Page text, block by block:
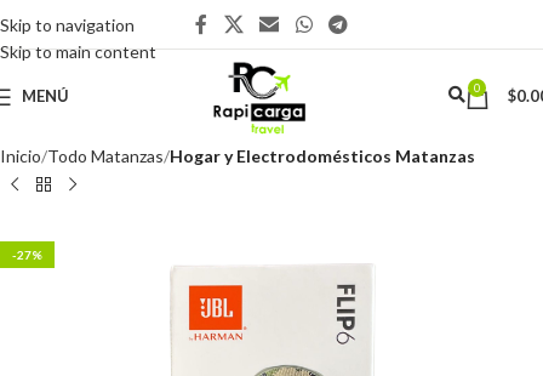
Skip to navigation
Skip to main content
MENÚ 0 $
Inicio Todo Matanzas Hogar y Electrodomésticos Matanzas
-27%